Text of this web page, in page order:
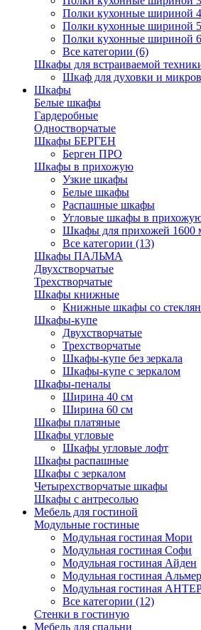
Полки кухонные шириной
Полки кухонные шириной
Полки кухонные шириной
Все категории (6)
Шкафы для встраиваемой
Шкаф для духовки и
Шкафы
Белые шкафы
Гардеробные
Одностворчатые
Шкафы БЕРГЕН
Берген ПРО
Шкафы в прихожую
Узкие шкафы
Белые шкафы
Распашные шкафы
Угловые шкафы в
Шкафы для прихожей 1600
Все категории (13)
Шкафы ПАЛЬМА
Двухстворчатые
Трехстворчатые
Шкафы книжные
Книжные шкафы со
Шкафы-купе
Двухстворчатые
Трехстворчатые
Шкафы-купе без зеркала
Шкафы-купе с зеркалом
Шкафы-пеналы
Ширина 40 см
Ширина 60 см
Шкафы платяные
Шкафы угловые
Шкафы угловые лофт
Шкафы распашные
Шкафы с зеркалом
Четырехстворчатые шкафы
Шкафы с антресолью
Мебель для гостиной
Модульные гостиные
Модульная гостиная Мори
Модульная гостиная Софи
Модульная гостиная Айден
Модульная гостиная
Модульная гостиная
Все категории (12)
Стенки в гостиную
Мебель для спальни